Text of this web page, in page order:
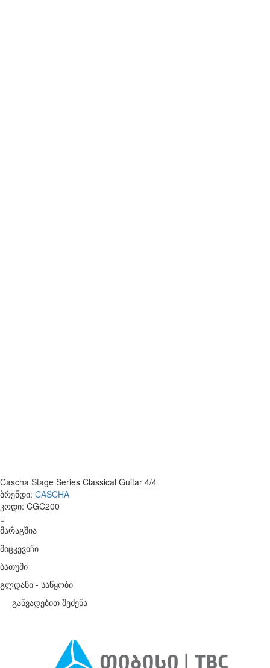
Cascha Stage Series Classical Guitar 4/4
ბრენდი: CASCHA
კოდი: CGC200
მარაგშია
მიცკევიჩი
ბათუმი
გლდანი - საწყობი
განვადებით შეძენა